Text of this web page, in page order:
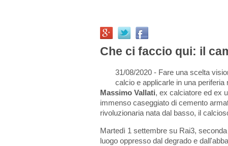
Che ci faccio qui: il
31/08/2020 - Fare una scelta
calcio e applicarle in una
Massimo Vallati, ex calciatore ed ex
immenso caseggiato di cemento
rivoluzionaria nata dal basso, il
Martedì 1 settembre su Rai3,
luogo oppresso dal degrado e